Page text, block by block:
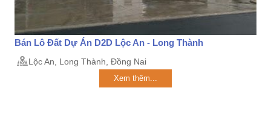
Bán Lô Đất Dự Án D2D Lộc An - Long Thành
Lộc An, Long Thành, Đồng Nai
Xem thêm...